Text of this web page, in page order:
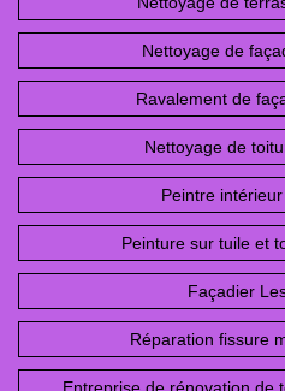
Nettoyage de
Ravalement de
Nettoyage de
Peintre
Peinture sur tuile et
Façadier
Réparation fissure